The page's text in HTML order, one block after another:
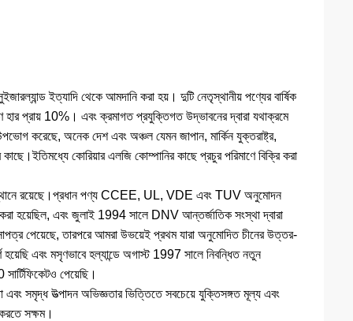
ইত্যাদি থেকে আমদানি করা হয়। দুটি নেতৃস্থানীয় পণ্যের বার্ষিক
হার প্রায় 10%। এবং ক্রমাগত প্রযুক্তিগত উদ্ভাবনের দ্বারা যথাক্রমে
করেছে, অনেক দেশ এবং অঞ্চল যেমন জাপান, মার্কিন যুক্তরাষ্ট্র,
কোরিয়ার এলজি কোম্পানির কাছে প্রচুর পরিমাণে বিক্রি করা
স্থানে রয়েছে।প্রধান পণ্য CCEE, UL, VDE এবং TUV অনুমোদন
হয়েছিল, এবং জুলাই 1994 সালে DNV আন্তর্জাতিক সংস্থা দ্বারা
পেয়েছে, তারপরে আমরা উভয়েই প্রথম যারা অনুমোদিত চীনের উত্তর-
এবং মসৃণভাবে হল্যান্ডে অগাস্ট 1997 সালে নিবন্ধিত নতুন
পেয়েছি।
সমৃদ্ধ উত্পাদন অভিজ্ঞতার ভিত্তিতে সবচেয়ে যুক্তিসঙ্গত মূল্য এবং
সক্ষম।